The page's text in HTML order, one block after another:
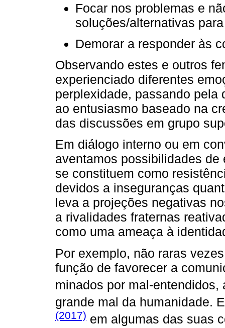
Focar nos problemas e
soluções/alternativas
Demorar a responder às
Observando estes e outros
experienciado diferentes
perplexidade, passando pela
ao entusiasmo baseado na
das discussões em grupo
Em diálogo interno ou em
aventamos possibilidades
se constituem como
devidos a inseguranças
leva a projeções negativas
a rivalidades fraternas
como uma ameaça à
Por exemplo, não raras
função de favorecer a
minados por mal-
grande mal da humanidade.
(2017) em algumas das suas